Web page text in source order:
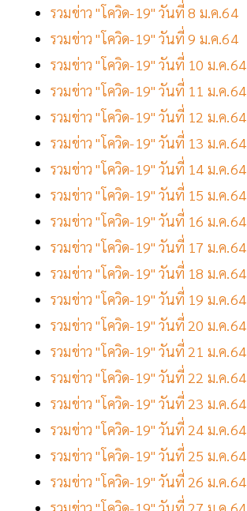
รวมข่าว "โควิด-19" วันที่ 8 ม.ค.64
รวมข่าว "โควิด-19" วันที่ 9 ม.ค.64
รวมข่าว "โควิด-19" วันที่ 10 ม.ค.64
รวมข่าว "โควิด-19" วันที่ 11 ม.ค.64
รวมข่าว "โควิด-19" วันที่ 12 ม.ค.64
รวมข่าว "โควิด-19" วันที่ 13 ม.ค.64
รวมข่าว "โควิด-19" วันที่ 14 ม.ค.64
รวมข่าว "โควิด-19" วันที่ 15 ม.ค.64
รวมข่าว "โควิด-19" วันที่ 16 ม.ค.64
รวมข่าว "โควิด-19" วันที่ 17 ม.ค.64
รวมข่าว "โควิด-19" วันที่ 18 ม.ค.64
รวมข่าว "โควิด-19" วันที่ 19 ม.ค.64
รวมข่าว "โควิด-19" วันที่ 20 ม.ค.64
รวมข่าว "โควิด-19" วันที่ 21 ม.ค.64
รวมข่าว "โควิด-19" วันที่ 22 ม.ค.64
รวมข่าว "โควิด-19" วันที่ 23 ม.ค.64
รวมข่าว "โควิด-19" วันที่ 24 ม.ค.64
รวมข่าว "โควิด-19" วันที่ 25 ม.ค.64
รวมข่าว "โควิด-19" วันที่ 26 ม.ค.64